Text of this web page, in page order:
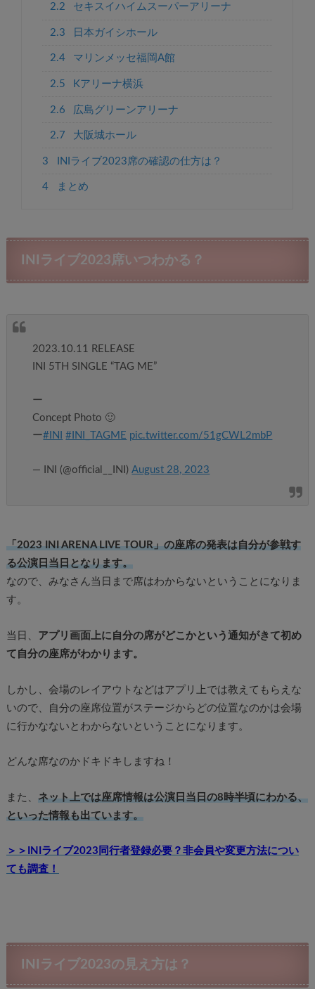
2.2 セキスイハイムスーパーアリーナ
2.3 日本ガイシホール
2.4 マリンメッセ福岡A館
2.5 Kアリーナ横浜
2.6 広島グリーンアリーナ
2.7 大阪城ホール
3 INIライブ2023席の確認の仕方は？
4 まとめ
INIライブ2023席いつわかる？
2023.10.11 RELEASE
INI 5TH SINGLE “TAG ME”
ー
Concept Photo 🙂
ー#INI #INI_TAGME pic.twitter.com/51gCWL2mbP
— INI (@official__INI)August 28, 2023
「2023 INI ARENA LIVE TOUR」の座席の発表は自分が参戦す
る公演日当日となります。
なので、みなさん当日まで席はわからないということになりま
す。
当日、 アプリ画面上に自分の席がどこかという通知がきて初め
て自分の座席がわかります。
しかし、会場のレイアウトなどはアプリ上では教えてもらえな
いので、自分の座席位置がステージからどの位置なのかは会場
に行かなないとわからないということになります。
どんな席なのかドキドキしますね！
また、 ネット上では座席情報は公演日当日の8時半頃にわかる、
といった情報も出ています。
＞＞INIライブ2023同行者登録必要？非会員や変更方法につい
ても調査！
INIライブ2023の見え方は？